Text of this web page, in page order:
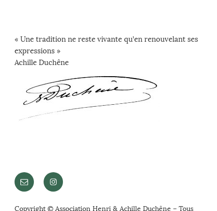
« Une tradition ne reste vivante qu’en renouvelant ses
expressions »
Achille Duchêne
E-
mail
Instagram
Copy­right © Association Henri & Achille Duchêne – Tous